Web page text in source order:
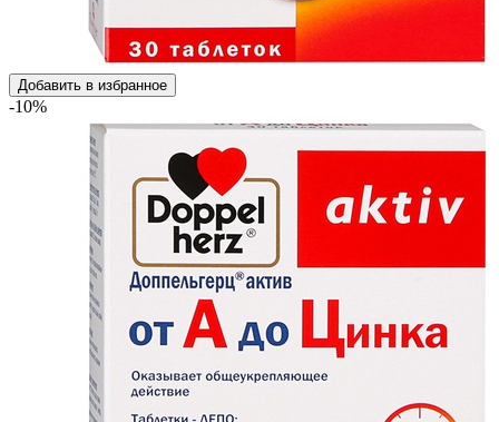
Добавить в избранное
-10%